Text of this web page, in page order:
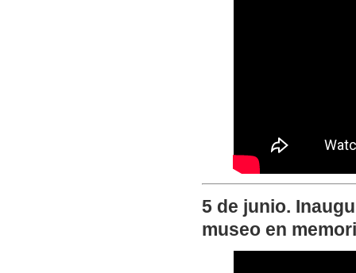
5 de junio.
museo en